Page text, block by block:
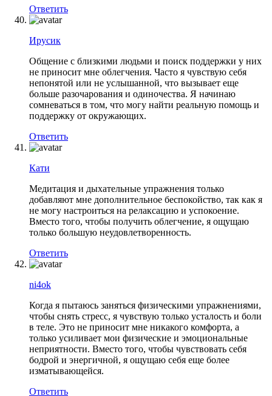
Ответить
Ирусик
Общение с близкими людьми и поиск поддержки у них
не приносит мне облегчения. Часто я чувствую себя
непонятой или не услышанной, что вызывает еще
больше разочарования и одиночества. Я начинаю
сомневаться в том, что могу найти реальную помощь и
поддержку от окружающих.
Ответить
Кати
Медитация и дыхательные упражнения только
добавляют мне дополнительное беспокойство, так как я
не могу настроиться на релаксацию и успокоение.
Вместо того, чтобы получить облегчение, я ощущаю
только большую неудовлетворенность.
Ответить
ni4ok
Когда я пытаюсь заняться физическими упражнениями,
чтобы снять стресс, я чувствую только усталость и боли
в теле. Это не приносит мне никакого комфорта, а
только усиливает мои физические и эмоциональные
неприятности. Вместо того, чтобы чувствовать себя
бодрой и энергичной, я ощущаю себя еще более
изматывающейся.
Ответить